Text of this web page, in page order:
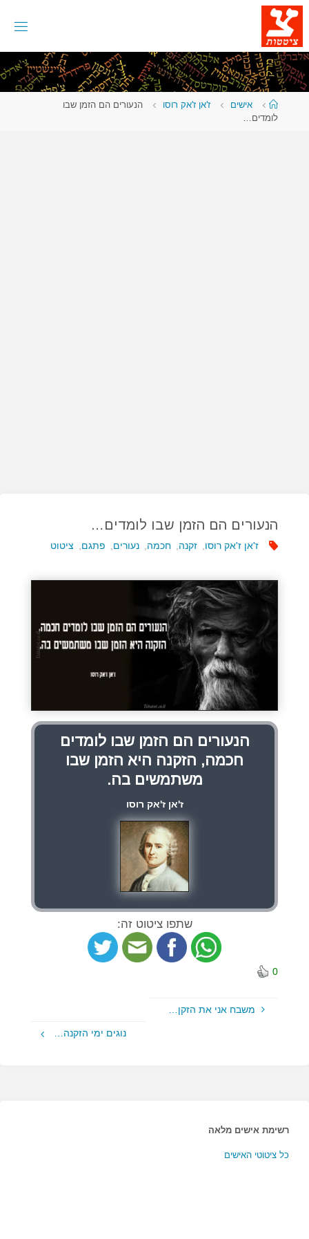
דלגו
לתוכן
עמוד
ראשי
אישים ז'אן ז'אק רוסו
הנעורים הם הזמן שבו
לומדים…
הנעורים הם הזמן שבו לומדים…
ז'אן ז'אק רוסו זקנה חכמה נעורים פתגם ציטוט
הנעורים הם הזמן שבו לומדים
חכמה, הזקנה היא הזמן שבו
משתמשים בה.
ז'אן ז'אק רוסו
שתפו ציטוט זה:
0
משבח אני את הזקן…
נוגים ימי הזקנה…
רשימת אישים מלאה
כל ציטוטי האישים